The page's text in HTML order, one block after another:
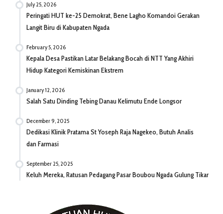
July 25, 2026
Peringati HUT ke-25 Demokrat, Bene Lagho Komandoi Gerakan
Langit Biru di Kabupaten Ngada
February 5, 2026
Kepala Desa Pastikan Latar Belakang Bocah di NTT Yang Akhiri
Hidup Kategori Kemiskinan Ekstrem
January 12, 2026
Salah Satu Dinding Tebing Danau Kelimutu Ende Longsor
December 9, 2025
Dedikasi Klinik Pratama St Yoseph Raja Nagekeo, Butuh Analis
dan Farmasi
September 25, 2025
Keluh Mereka, Ratusan Pedagang Pasar Boubou Ngada Gulung Tikar